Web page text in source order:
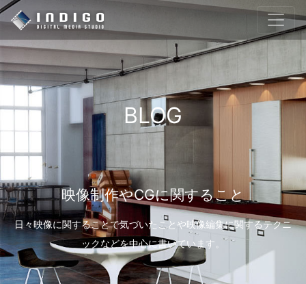
BLOG
映像制作やCGに関すること
日々映像に関することで気づいたことや映像編集に関するテクニ
ックなどを中心に書いています。